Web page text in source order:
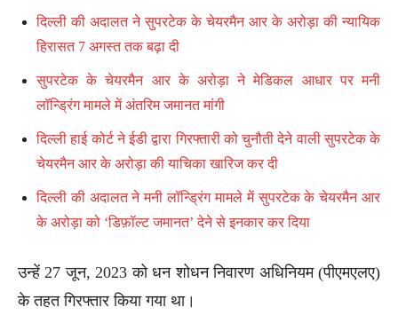
दिल्ली की अदालत ने सुपरटेक के चेयरमैन आर के अरोड़ा की न्यायिक
हिरासत 7 अगस्त तक बढ़ा दी
सुपरटेक के चेयरमैन आर के अरोड़ा ने मेडिकल आधार पर मनी
लॉन्ड्रिंग मामले में अंतरिम जमानत मांगी
दिल्ली हाई कोर्ट ने ईडी द्वारा गिरफ्तारी को चुनौती देने वाली सुपरटेक के
चेयरमैन आर के अरोड़ा की याचिका खारिज कर दी
दिल्ली की अदालत ने मनी लॉन्ड्रिंग मामले में सुपरटेक के चेयरमैन आर
के अरोड़ा को ‘डिफ़ॉल्ट जमानत’ देने से इनकार कर दिया
उन्हें 27 जून, 2023 को धन शोधन निवारण अधिनियम (पीएमएलए)
के तहत गिरफ्तार किया गया था।